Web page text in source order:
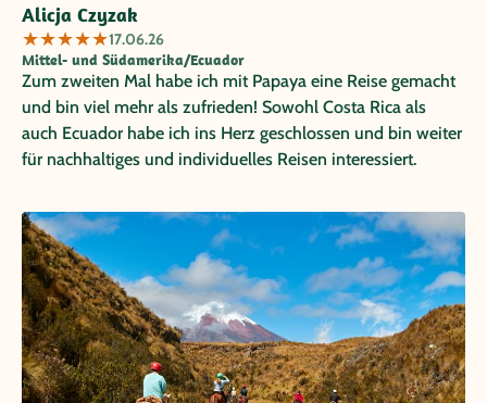
Alicja Czyzak
★★★★★17.06.26
Mittel- und Südamerika/Ecuador
Zum zweiten Mal habe ich mit Papaya eine Reise gemacht
und bin viel mehr als zufrieden! Sowohl Costa Rica als
auch Ecuador habe ich ins Herz geschlossen und bin weiter
für nachhaltiges und individuelles Reisen interessiert.